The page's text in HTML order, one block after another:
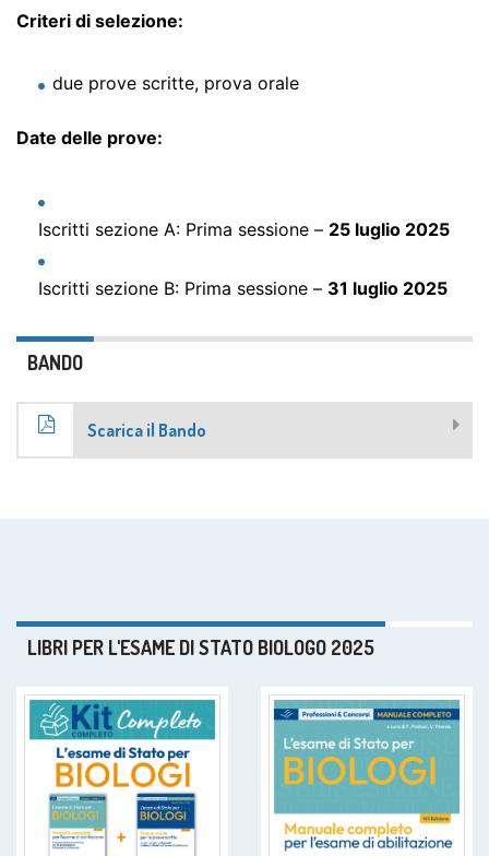
Criteri di selezione:
due prove scritte, prova orale
Date delle prove:
Iscritti sezione A: Prima sessione – 25 luglio 2025
Iscritti sezione B: Prima sessione – 31 luglio 2025
BANDO
Scarica il Bando
LIBRI PER L'ESAME DI STATO BIOLOGO 2025